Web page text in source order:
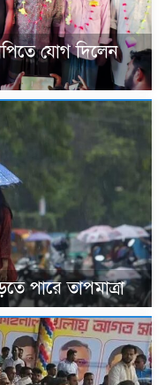
যোগ দিলেন
পারে তাপমাত্রা